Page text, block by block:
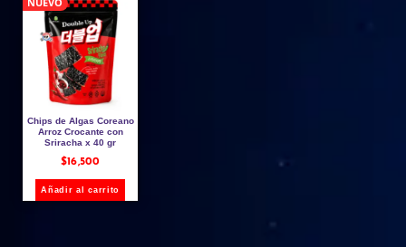
NUEVO
Chips de Algas Coreano
Arroz Crocante con
Sriracha x 40 gr
$16,500
Añadir al carrito